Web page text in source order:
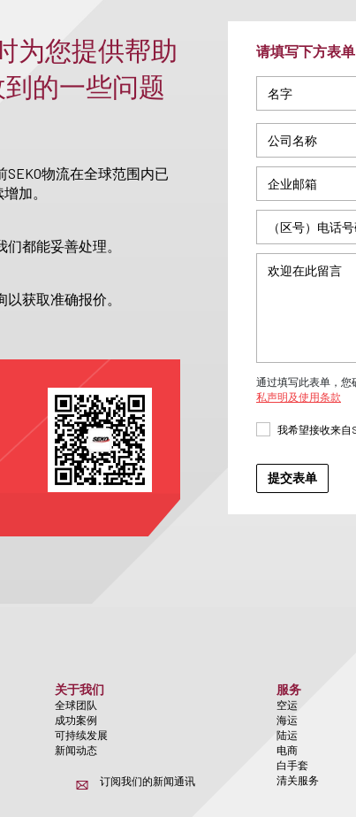
为您提供帮助
的一些问题
物流在全球范围内已
加。
都能妥善处理。
获取准确报价。
请填写下方表
通过填写此表单，您
私声明及使用条款
我希望接收来自
关于我们
全球团队
成功案例
可持续发展
新闻动态
订阅我们的新闻通讯
服务
空运
海运
陆运
电商
白手套
清关服务